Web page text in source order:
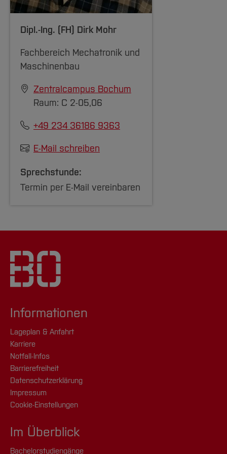
Dipl.-Ing. (FH) Dirk Mohr
Fachbereich Mechatronik und
Maschinenbau
Zentralcampus Bochum
Raum: C 2-05,06
+49 234 36186 9363
E-Mail schreiben
Sprechstunde:
Termin per E-Mail vereinbaren
Informationen
Lageplan & Anfahrt
Karriere
Notfall-Infos
Barrierefreiheit
Datenschutzerklärung
Impressum
Cookie-Einstellungen
Im Überblick
Bachelorstudiengänge